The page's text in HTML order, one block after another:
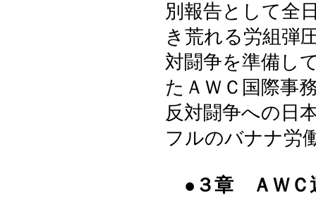
別報告として全
き荒れる労組弾
対闘争を準備し
たＡＷＣ国際事
反対闘争への日
フルのバナナ労
●３章 ＡＷＣ